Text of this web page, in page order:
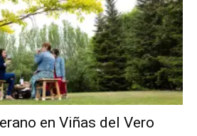
en Viñas del Vero